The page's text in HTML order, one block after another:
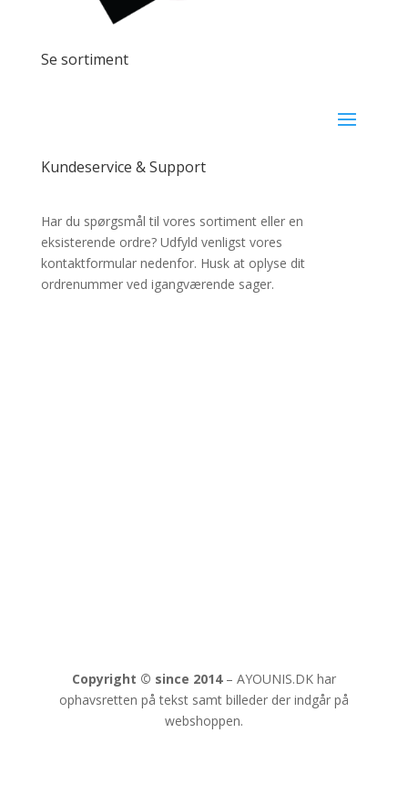
Se sortiment
Kundeservice & Support
Har du spørgsmål til vores sortiment eller en
eksisterende ordre? Udfyld venligst vores
kontaktformular nedenfor. Husk at oplyse dit
ordrenummer ved igangværende sager.
Copyright © since 2014– AYOUNIS.DK har
ophavsretten på tekst samt billeder der indgår på
webshoppen.